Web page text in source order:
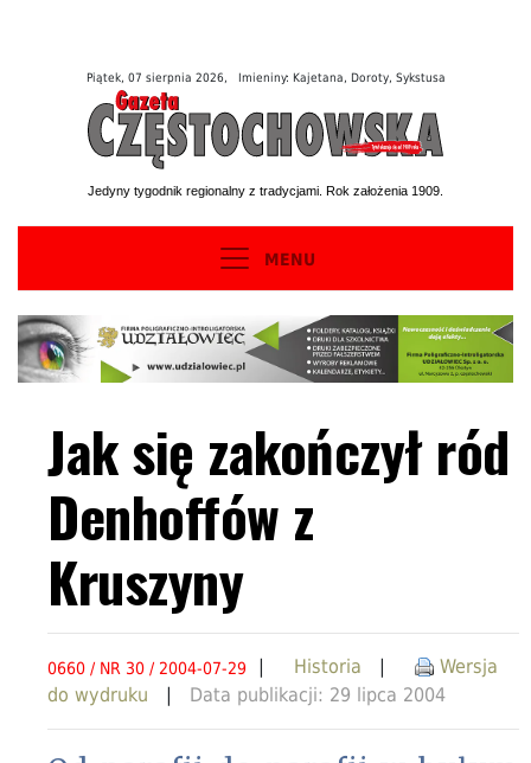
Piątek, 07 sierpnia 2026, Imieniny: Kajetana, Doroty, Sykstusa
Jedyny tygodnik regionalny z tradycjami. Rok założenia 1909.
MENU
Jak się zakończył ród
Denhoffów z
Kruszyny
0660 / NR 30 / 2004-07-29 | Historia |
Wersja
do wydruku
| Data publikacji: 29 lipca 2004